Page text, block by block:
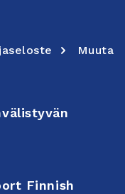
Muuta
Finnish